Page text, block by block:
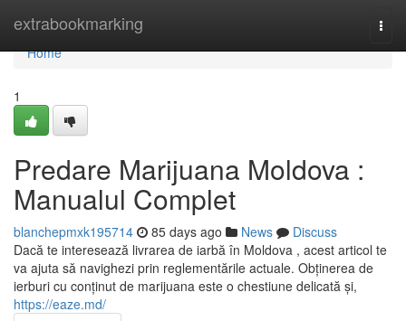
extrabookmarking
Home
Home
1
Predare Marijuana Moldova :
Manualul Complet
blanchepmxk195714 85 days ago News
Discuss
Dacă te interesează livrarea de iarbă în Moldova , acest articol te
va ajuta să navighezi prin reglementările actuale. Obținerea de
ierburi cu conținut de marijuana este o chestiune delicată și,
https://eaze.md/